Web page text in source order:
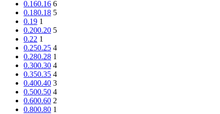
0.160.16 6
0.180.18 5
0.19 1
0.200.20 5
0.22 1
0.250.25 4
0.280.28 1
0.300.30 4
0.350.35 4
0.400.40 3
0.500.50 4
0.600.60 2
0.800.80 1